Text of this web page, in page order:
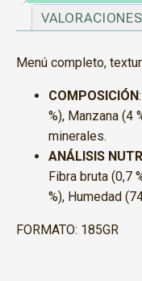
Menú completo,
COMPOSICIÓN
%), Manzana (4
minerales.
ANÁLISIS
Fibra bruta (0,7
%), Humedad
FORMATO: 185GR